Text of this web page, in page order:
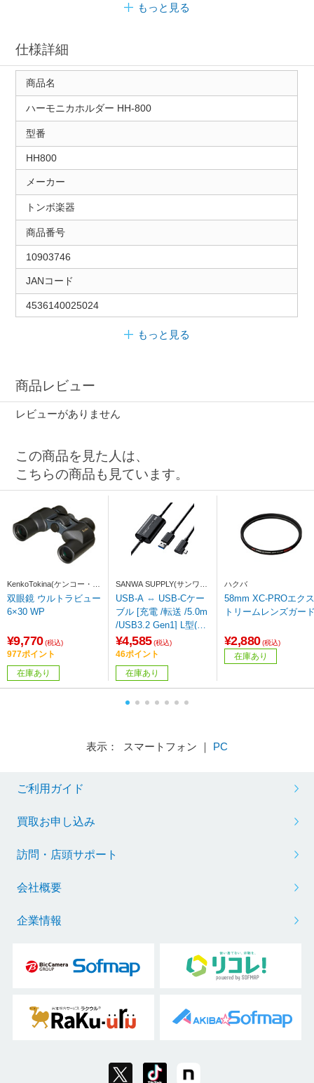
もっと見る
仕様詳細
商品名
ハーモニカホルダー HH-800
型番
HH800
メーカー
トンボ楽器
商品番号
10903746
JANコード
4536140025024
もっと見る
商品レビュー
レビューがありません
この商品を見た人は、
こちらの商品も見ています。
KenkoTokina(ケンコー・ト
キナー)
双眼鏡 ウルトラビュー
6×30 WP
¥9,770 (税込)
977ポイント
在庫あり
SANWA SUPPLY(サンワサ
プライ)
USB-A ⇔ USB-Cケー
ブル [充電 /転送 /5.0m
/USB3.2 Gen1] L型(VR
ヘッドセット対応) KB-
USB-RLC305 ［USB-A
⇔ USB-C］
¥4,585 (税込)
46ポイント
在庫あり
ハクバ
58mm XC-PROエクス
トリームレンズガー
¥2,880 (税込)
在庫あり
表示： スマートフォン ｜ PC
ご利用ガイド
買取お申し込み
訪問・店頭サポート
会社概要
企業情報